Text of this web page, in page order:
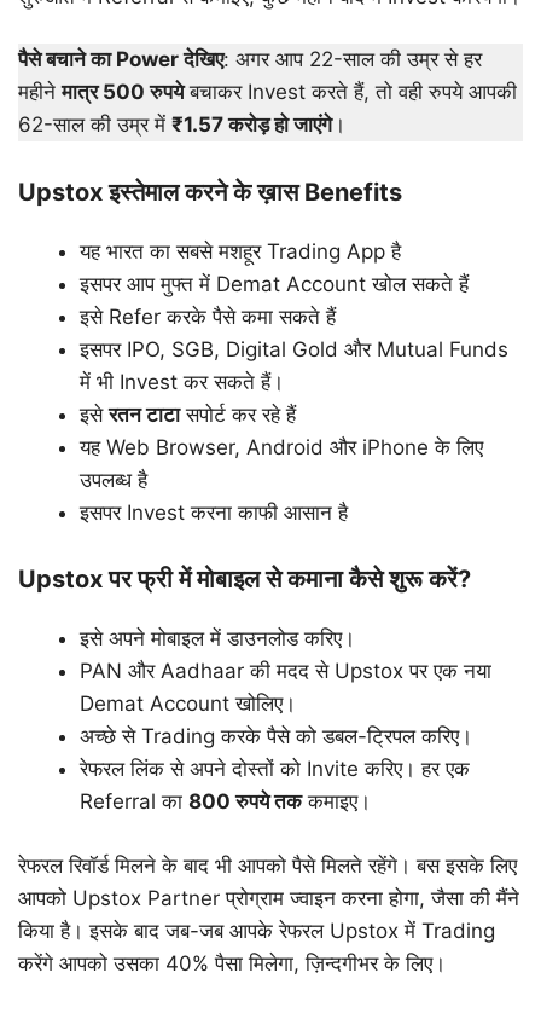
पैसे बचाने का Power देखिए: अगर आप 22-साल की उम्र से हर
महीनेमात्र 500 रुपयेबचाकर Invest करते हैं, तो वही रुपये आपकी
62-साल की उम्र में ₹1.57 करोड़ हो जाएंगे।
Upstox इस्तेमाल करने के ख़ास Benefits
यह भारत का सबसे मशहूर Trading App है
इसपर आप मुफ्त में Demat Account खोल सकते हैं
इसे Refer करके पैसे कमा सकते हैं
इसपर IPO, SGB, Digital Gold और Mutual Funds
में भी Invest कर सकते हैं।
इसेरतन टाटासपोर्ट कर रहे हैं
यह Web Browser, Android और iPhone के लिए
उपलब्ध है
इसपर Invest करना काफी आसान है
Upstox पर फ्री में मोबाइल से कमाना कैसे शुरू करें?
इसे अपने मोबाइल में डाउनलोड करिए।
PAN और Aadhaar की मदद से Upstox पर एक नया
Demat Account खोलिए।
अच्छे से Trading करके पैसे को डबल-ट्रिपल करिए।
रेफरल लिंक से अपने दोस्तों को Invite करिए। हर एक
Referral का 800 रुपये तककमाइए।
रेफरल रिवॉर्ड मिलने के बाद भी आपको पैसे मिलते रहेंगे। बस इसके लिए
आपको Upstox Partner प्रोग्राम ज्वाइन करना होगा, जैसा की मैंने
किया है। इसके बाद जब-जब आपके रेफरल Upstox में Trading
करेंगे आपको उसका 40% पैसा मिलेगा, ज़िन्दगीभर के लिए।